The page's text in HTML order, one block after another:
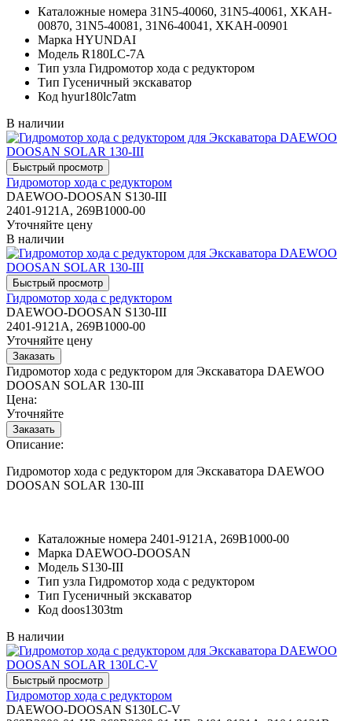
Каталожные номера 31N5-40060, 31N5-40061, XKAH-
00870, 31N5-40081, 31N6-40041, XKAH-00901
Марка HYUNDAI
Модель R180LC-7A
Тип узла Гидромотор хода с редуктором
Тип Гусеничный экскаватор
Код hyur180lc7atm
В наличии
Гидромотор хода с редуктором
DAEWOO-DOOSAN S130-III
2401-9121A, 269B1000-00
Уточняйте цену
В наличии
Гидромотор хода с редуктором
DAEWOO-DOOSAN S130-III
2401-9121A, 269B1000-00
Уточняйте цену
Гидромотор хода с редуктором для Экскаватора DAEWOO
DOOSAN SOLAR 130-III
Цена:
Уточняйте
Описание:
Гидромотор хода с редуктором для Экскаватора DAEWOO
DOOSAN SOLAR 130-III
Каталожные номера 2401-9121A, 269B1000-00
Марка DAEWOO-DOOSAN
Модель S130-III
Тип узла Гидромотор хода с редуктором
Тип Гусеничный экскаватор
Код doos1303tm
В наличии
Гидромотор хода с редуктором
DAEWOO-DOOSAN S130LC-V